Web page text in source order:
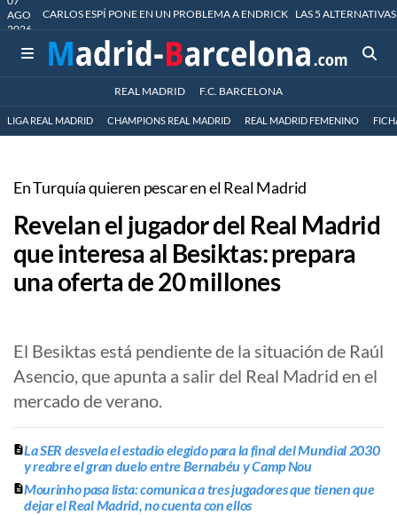
AGO
2026
CARLOS ESPÍ PONE EN UN PROBLEMA A ENDRICK LAS 5
REAL MADRID F.C. BARCELONA
LIGA REAL MADRID CHAMPIONS REAL MADRID REAL MADRID FEMENINO
En Turquía quieren pescar en el Real Madrid
Revelan el jugador del Real Madrid
que interesa al Besiktas: prepara
una oferta de 20 millones
El Besiktas está pendiente de la situación de Raúl
Asencio, que apunta a salir del Real Madrid en el
mercado de verano.
La SER desvela el estadio elegido para la final del Mundial 2030
y reabre el gran duelo entre Bernabéu y Camp Nou
Mourinho pasa lista: comunica a tres jugadores que tienen que
dejar el Real Madrid, no cuenta con ellos